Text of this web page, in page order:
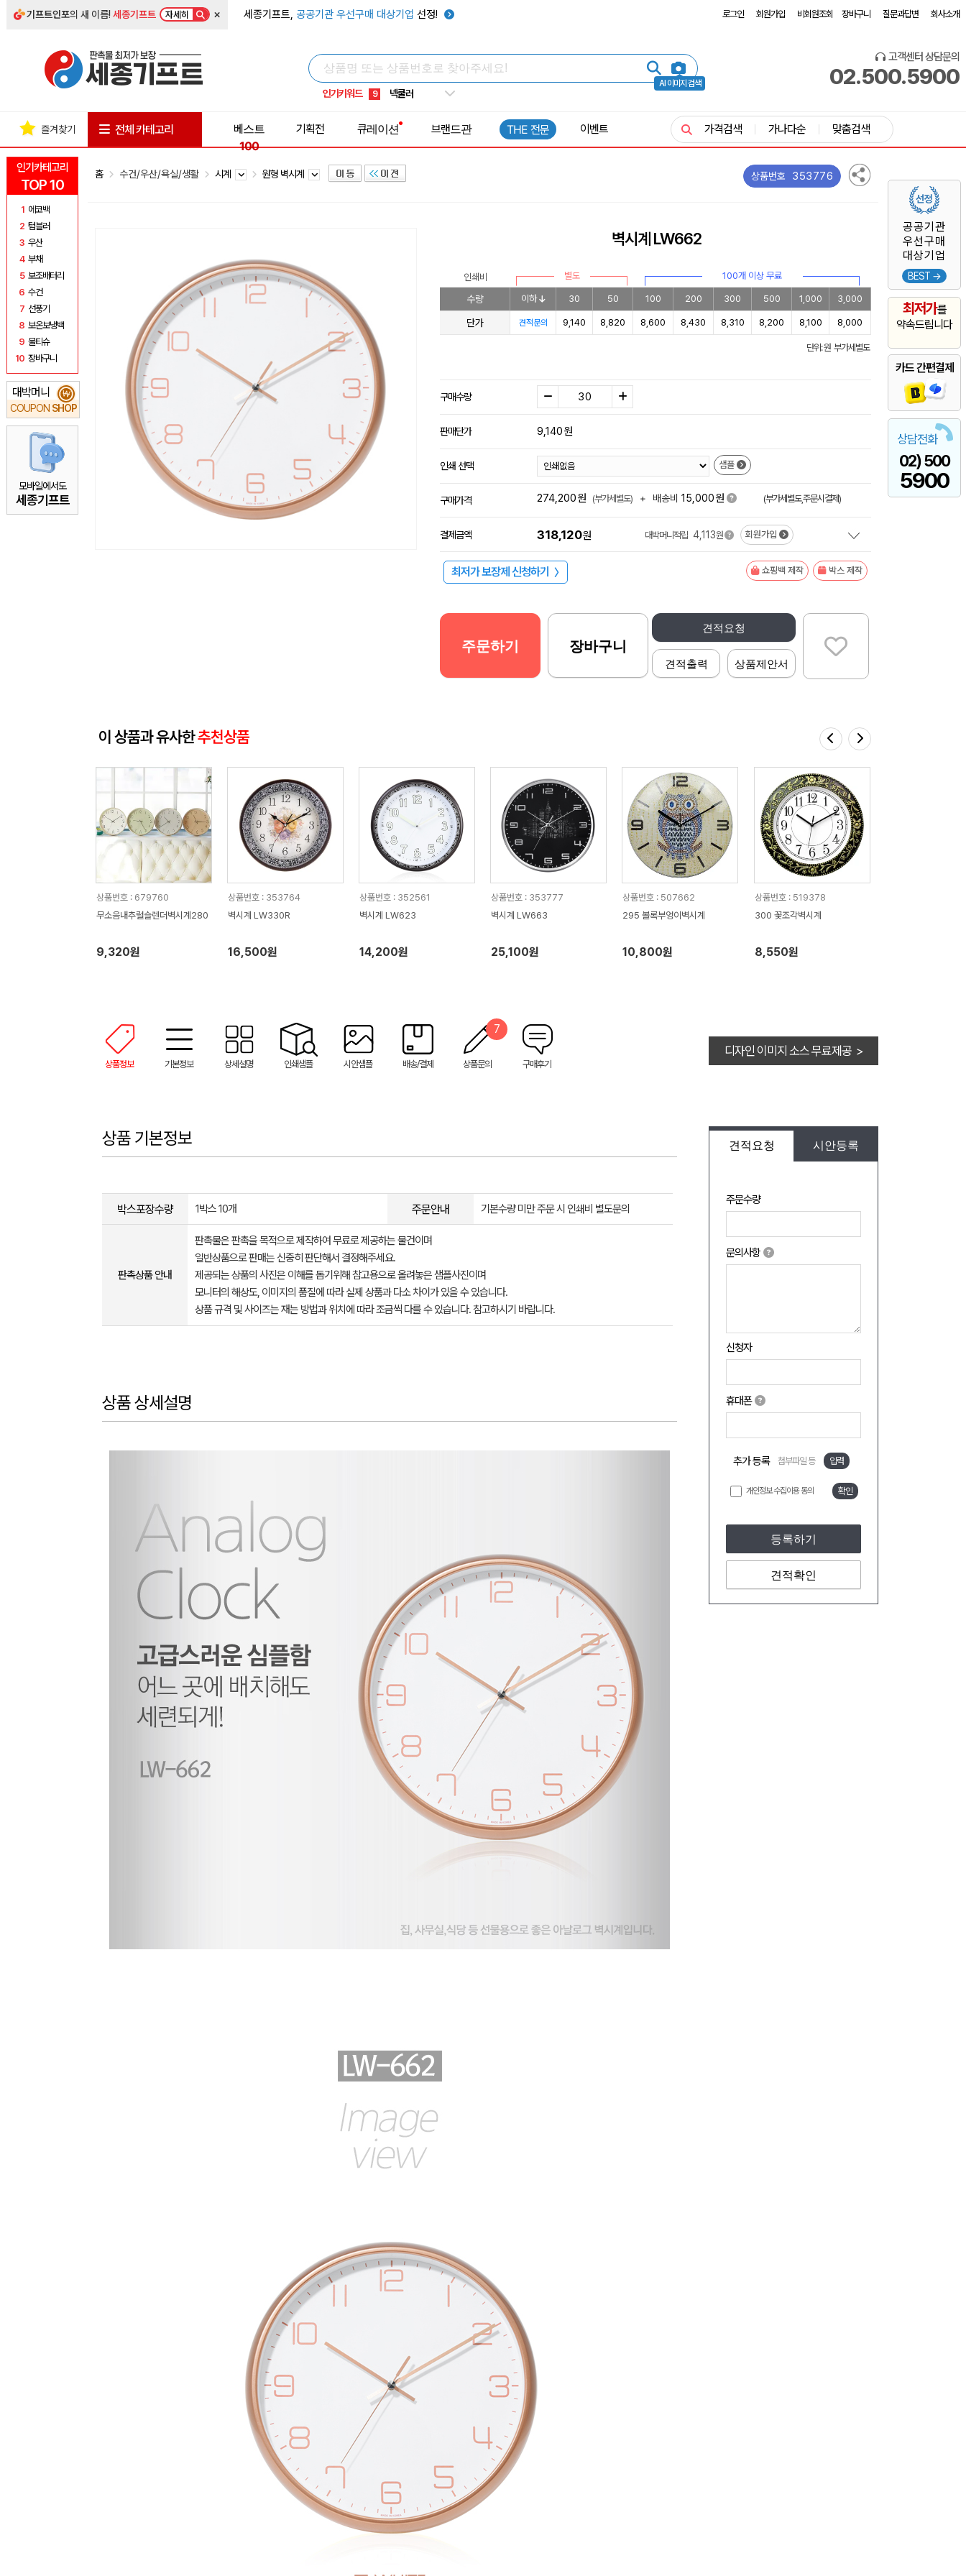
기프트인포의 새 이름!세종기프트 자세히 × 세종기프트, 공공기관 우선구매 대상기업 선정! 로그인 회원가입 비회원조회 장바구니 질문과답변 회사소개
AI 이미지 검색
인기키워드
5 키캡
8 쿨토시
9 넥쿨러
1 선풍기
고객센터 상담문의
02.500.5900
인기카테고리
TOP 10
1 에코백
2 텀블러
3 우산
4 부채
5 보조배터리
6 수건
7 선풍기
8 보온보냉백
9 물티슈
10 장바구니
대박머니
COUPON SHOP
₩
모바일에서도
세종기프트
공공기관
우선구매
대상기업
BEST →
최저가를
약속드립니다
카드 간편결제
상담전화
02) 500
5900
즐겨찾기 전체 카테고리
베스트
100
기획전 큐레이션 브랜드관 THE 전문 이벤트 가격검색 가나다순 맞춤검색
홈 수건/우산/욕실/생활 시계 원형 벽시계 상품번호 353776
벽시계 LW662
인쇄비 별도 100개 이상 무료
수량 이하 30 50 100 200 300 500 1,000 3,000
단가 견적문의 9,140 8,820 8,600 8,430 8,310 8,200 8,100 8,000
단위: 원 부가세별도
구매수량
판매단가 9,140원
인쇄 선택 샘플
구매가격 274,200원 (부가세별도) + 배송비 15,000원 (부가세별도,주문시결제)
결제금액 318,120원 대박머니적립 4,113원 회원가입
최저가 보장제 신청하기 〉 쇼핑백 제작 박스 제작
견적요청
견적출력 상품제안서
주문하기 장바구니
이 상품과 유사한추천상품
상품번호 : 679760
무소음내추럴슬렌더벽시계280
9,320원
상품번호 : 353764
벽시계 LW330R
16,500원
상품번호 : 352561
벽시계 LW623
14,200원
상품번호 : 353777
벽시계 LW663
25,100원
상품번호 : 507662
295 볼록부엉이벽시계
10,800원
상품번호 : 519378
300 꽃조각벽시계
8,550원
상품정보 기본정보 상세설명 인쇄샘플 시안샘플 배송/결제 상품문의
7
구매후기
디자인 이미지 소스 무료제공 >
견적요청 시안등록
주문수량
문의사항
신청자
휴대폰
추가 등록 첨부파일 등 입력
개인정보 수집이용 동의 확인
등록하기
견적확인
상품 기본정보
박스포장수량 1박스 10개 주문안내 기본수량 미만 주문 시 인쇄비 별도문의
판촉상품 안내
판촉물은 판촉을 목적으로 제작하여 무료로 제공하는 물건이며
일반상품으로 판매는 신중히 판단해서 결정해주세요.
제공되는 상품의 사진은 이해를 돕기위해 참고용으로 올려놓은 샘플사진이며
모니터의 해상도, 이미지의 품질에 따라 실제 상품과 다소 차이가 있을 수 있습니다.
상품 규격 및 사이즈는 재는 방법과 위치에 따라 조금씩 다를 수 있습니다. 참고하시기 바랍니다.
상품 상세설명